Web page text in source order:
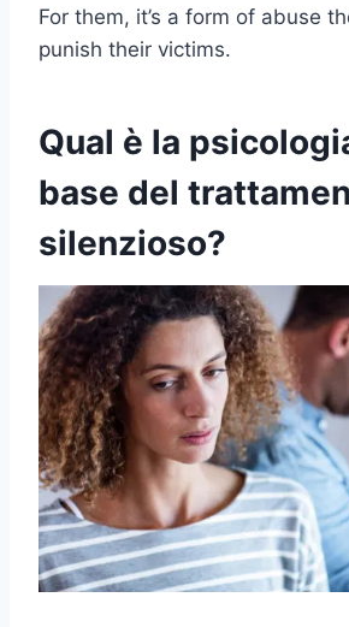
For them, it’s a form of abuse
punish their victims.
Qual è la
base del
silenzioso?